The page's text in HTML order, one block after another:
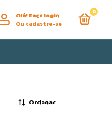
Olá! Faça login
Ou cadastre-se
0
Ordenar